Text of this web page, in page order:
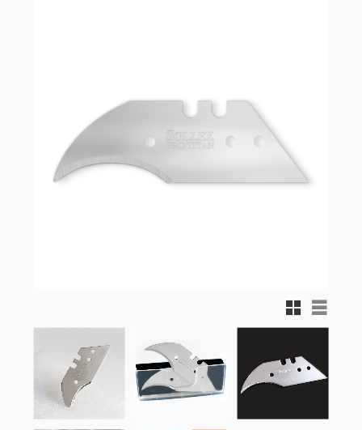
Rutnätsvy
Listvy